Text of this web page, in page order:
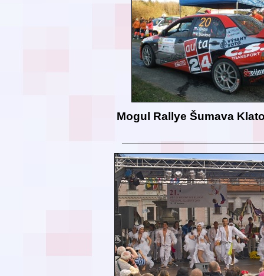
Mogul Rallye Šumava